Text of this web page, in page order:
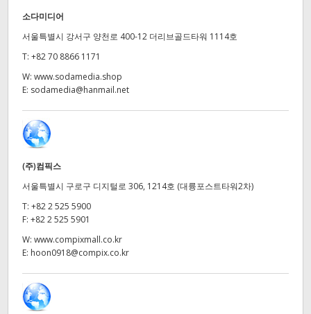
Poland
Portugal
Singapore
Sweden
Chinese Taipei
Turkey
UAE
소다미디어
서울특별시 강서구 양천로 400-12 더리브골드타워 1114호
T: +82 70 8866 1171
W: www.sodamedia.shop
E: sodamedia@hanmail.net
(주)컴픽스
서울특별시 구로구 디지털로 306, 1214호 (대륭포스트타워2차)
T: +82 2 525 5900
F: +82 2 525 5901
W: www.compixmall.co.kr
E: hoon0918@compix.co.kr